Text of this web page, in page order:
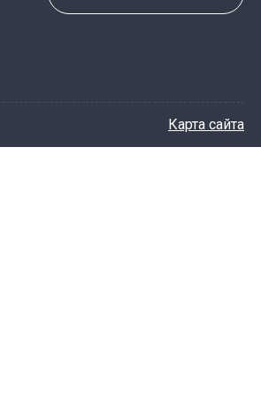
Карта сайта